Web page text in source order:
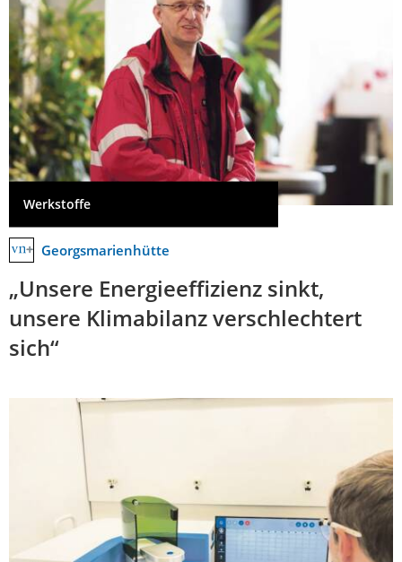
Werkstoffe
Georgsmarienhütte
„Unsere Energieeffizienz sinkt,
unsere Klimabilanz verschlechtert
sich“